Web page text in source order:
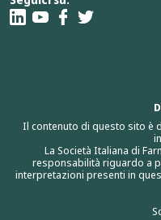
Il contenuto di questo sito è
La Società Italiana di
responsabilità riguardo a
interpretazioni presenti in